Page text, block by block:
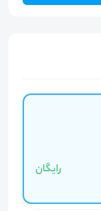
رایگان